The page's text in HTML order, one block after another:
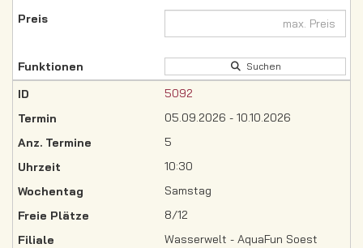
Suchen
5092
05.09.2026 - 10.10.2026
5
10:30
Samstag
8/12
Wasserwelt - AquaFun Soest